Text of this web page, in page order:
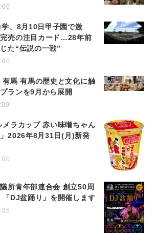
、8月10日甲子園で激
売の注目カード…28年前
た“伝説の一戦”
有馬 有馬の歴史と文化に触
ランを9月から展開
メラカップ 赤い味噌ちゃん
2026年8月31日(月)新発
所青年部連合会 創立50周
「DJ盆踊り」を開催します